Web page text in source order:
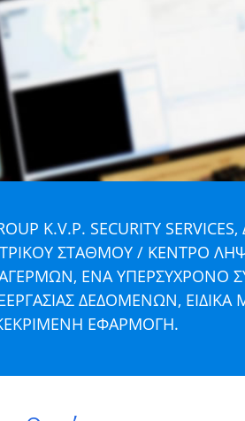
K.V.P. SECURITY
ΣΤΑΘΜΟΥ / ΚΕΝΤΡΟ
ΕΝΑ ΥΠΕΡΣΥΧΡΟΝΟ
ΔΕΔΟΜΕΝΩΝ,
ΕΦΑΡΜΟΓΗ.